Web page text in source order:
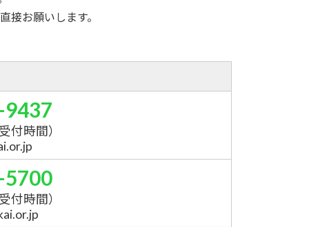
接お願いします。
付時間）
付時間）